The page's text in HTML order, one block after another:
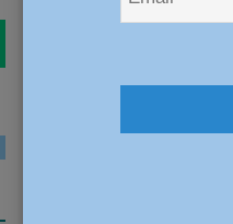
ciclisti, dalla Provincia 295 mila euro